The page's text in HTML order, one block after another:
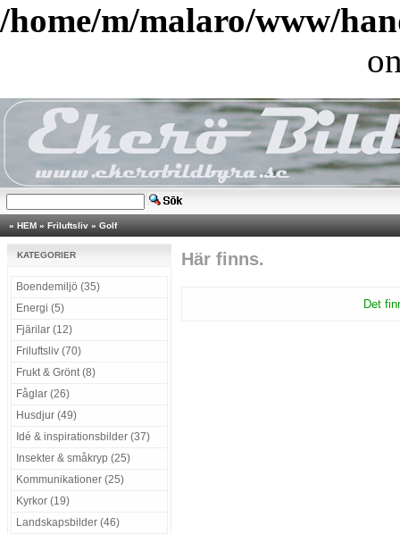
/home/m/malaro/www/
» HEM » Friluftsliv » Golf
KATEGORIER
Boendemiljö (35)
Energi (5)
Fjärilar (12)
Friluftsliv (70)
Frukt & Grönt (8)
Fåglar (26)
Husdjur (49)
Idé & inspirationsbilder (37)
Insekter & småkryp (25)
Kommunikationer (25)
Kyrkor (19)
Landskapsbilder (46)
Här finns.
Det